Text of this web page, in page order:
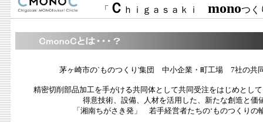
「 Ｃ ｈｉｇａｓａｋｉ monoつ
茅ヶ崎市の`ものつくり'集団 中小企業・町工場 7社の共
精密切削部品加工を手がける共同体として共同受注をはじめとし
得意技術、設備、人材を活用した、新たな創造と価
「湘南ちがさき発」 若手経営者たちの‘ものつくりの